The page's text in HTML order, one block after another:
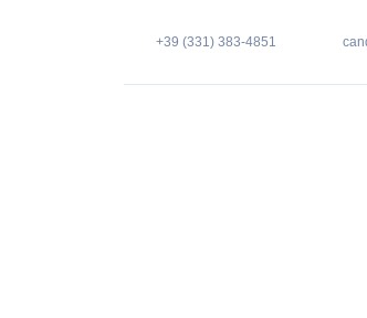
+39 (331) 383-4851